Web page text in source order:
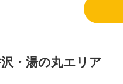
・湯の丸エリア